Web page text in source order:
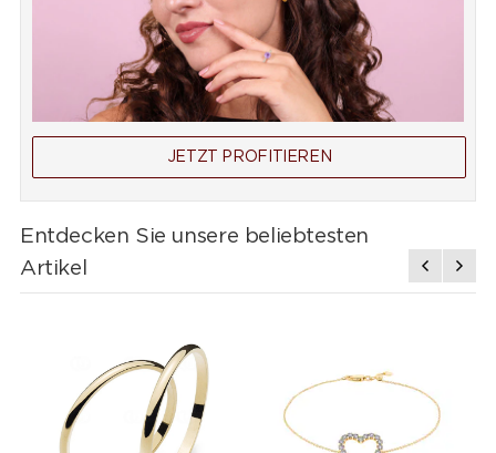
JETZT PROFITIEREN
Entdecken Sie unsere beliebtesten
Artikel